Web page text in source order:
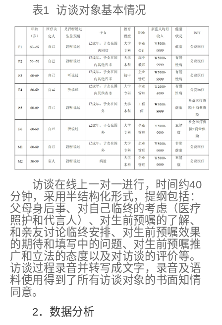
表1 访谈对象基本情况
访谈在线上一对一进行，时间约40
分钟，采用半结构化形式，提纲包括：
父母身后事、对自己临终的考虑（医疗
照护和代言人）、对生前预嘱的了解、
和亲友讨论临终安排、对生前预嘱效果
的期待和填写中的问题、对生前预嘱推
广和立法的态度以及对访谈的评价等。
访谈过程录音并转写成文字，录音及语
料使用得到了所有访谈对象的书面知情
同意。
2．数据分析